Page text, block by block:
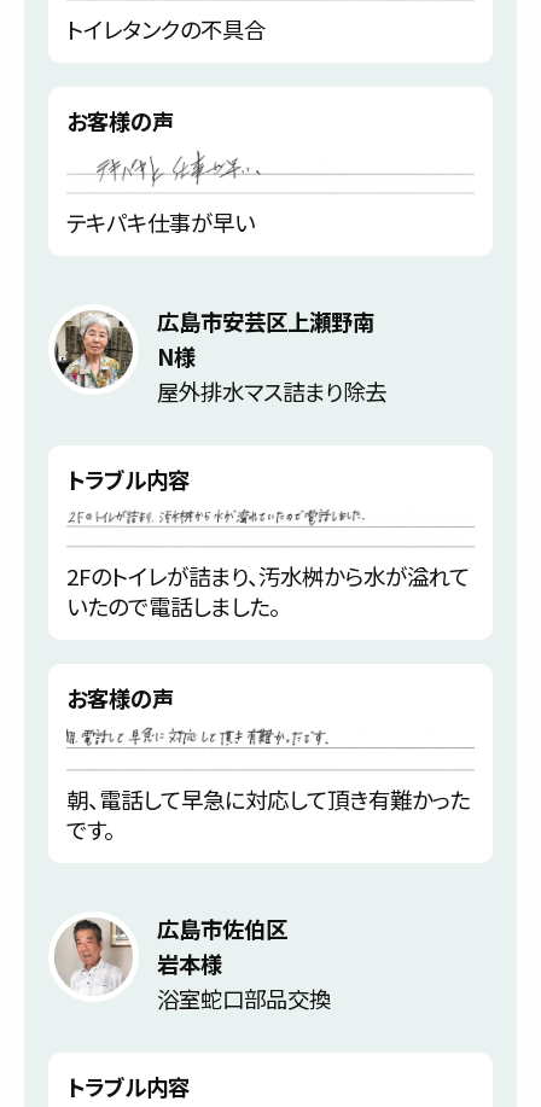
トイレタンクの不具合
お客様の声
テキパキ仕事が早い
広島市安芸区上瀬野南
N様
屋外排水マス詰まり除去
トラブル内容
2Fのトイレが詰まり、汚水桝から水が溢れて
いたので電話しました。
お客様の声
朝、電話して早急に対応して頂き有難かった
です。
広島市佐伯区
岩本様
浴室蛇口部品交換
トラブル内容